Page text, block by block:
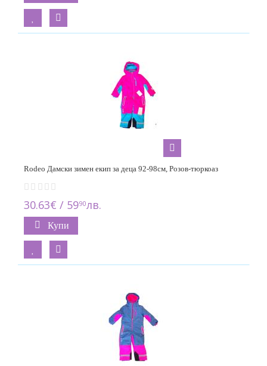
Rodeo Дамски зимен екип за деца 92-98см, Розов-тюркоаз
30.63€ / 5990лв.
Купи